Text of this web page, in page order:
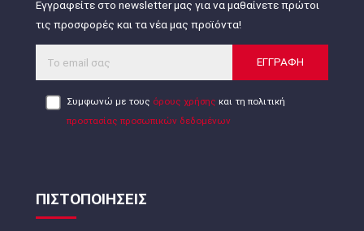
Εγγραφείτε στο newsletter μας για να μαθαίνετε πρώτοι
τις προσφορές και τα νέα μας προϊόντα!
ΕΓΓΡΑΦΗ
Συμφωνώ με τους όρους χρήσης και τη πολιτική
προστασίας προσωπικών δεδομένων
ΠΙΣΤΟΠΟΙΗΣΕΙΣ